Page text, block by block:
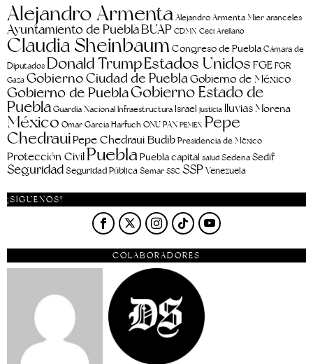
Alejandro Armenta Alejandro Armenta Mier aranceles
Ayuntamiento de PueblaBUAP CDMX Ceci Arellano
Claudia SheinbaumCongreso de Puebla Cámara de
Diputados Donald TrumpEstados Unidos FGEFGR
Gaza Gobierno Ciudad de PueblaGobierno de México
Gobierno de PueblaGobierno Estado de
PueblaGuardia Nacional Infraestructura Israel justicia lluviasMorena
México Omar García Harfuch ONU PAN PEMEX Pepe
ChedrauiPepe Chedraui BudibPresidencia de México
Protección Civil PueblaPuebla capital salud Sedena Sedif
SeguridadSeguridad Pública Semar SSC SSPVenezuela
¡SÍGUENOS!
COLABORADORES